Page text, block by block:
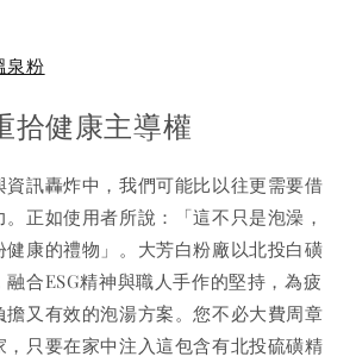
泉粉
拾健康主導權
訊轟炸中，我們可能比以往更需要借
正如使用者所說：「這不只是泡澡，
康的禮物」。大芳白粉廠以北投白磺
合ESG精神與職人手作的堅持，為疲
又有效的泡湯方案。您不必大費周章
只要在家中注入這包含有北投硫磺精